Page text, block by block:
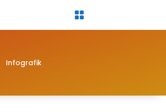
Infografik